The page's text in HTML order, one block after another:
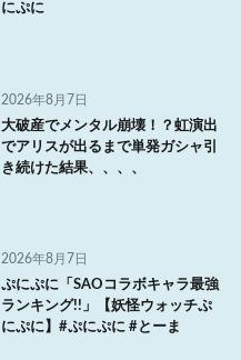
にぷに
2026年8月7日
大破産でメンタル崩壊！？虹演出
でアリスが出るまで単発ガシャ引
き続けた結果、、、、
2026年8月7日
ぷにぷに「SAOコラボキャラ最強
ランキング!!」【妖怪ウォッチぷ
にぷに】#ぷにぷに #とーま